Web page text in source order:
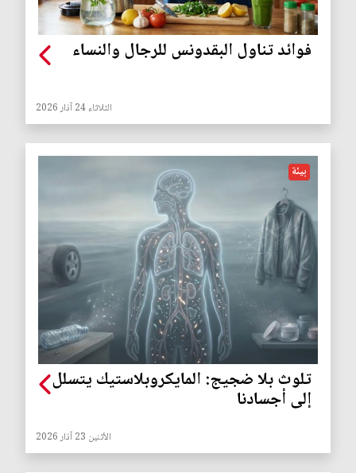
فوائد تناول البقدونس للرجال والنساء
الثلاثاء 24 آذار 2026
بيئة
تلوث بلا ضجيج: المايكروبلاستيك يتسلل
إلى أجسادنا
الأثنين 23 آذار 2026